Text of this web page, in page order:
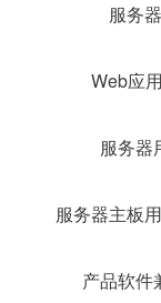
服务
Web应
服务器
服务器主板
产品软件